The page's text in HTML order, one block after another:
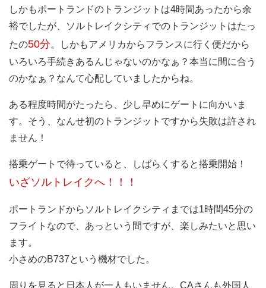
しかもポートランドのトランジットは4時間あったから余
裕でしたが、ソルトレイクシティでのトランジットはたっ
たの50分。しかもアメリカからフランスに行く便だから
いろいろ手続きあるんじゃないのかなぁ？本当に間に合う
のかなぁ？なんて心配していましたからね。
ある程度時間がたったら、少し早めにゲートに向かいま
す。そう、なんせ初のトランジットですから失敗は許され
ません！
搭乗ゲートで待っていると、しばらくすると搭乗開始！
いざソルトレイクへ！！！
ポートランドからソルトレイクシティまでは1時間45分の
フライトなので、あっという間ですが、楽しみたいと思い
ます。
小さめのB737という機材でした。
周りを見ると日本人が一人もいません。CAさんも外国人